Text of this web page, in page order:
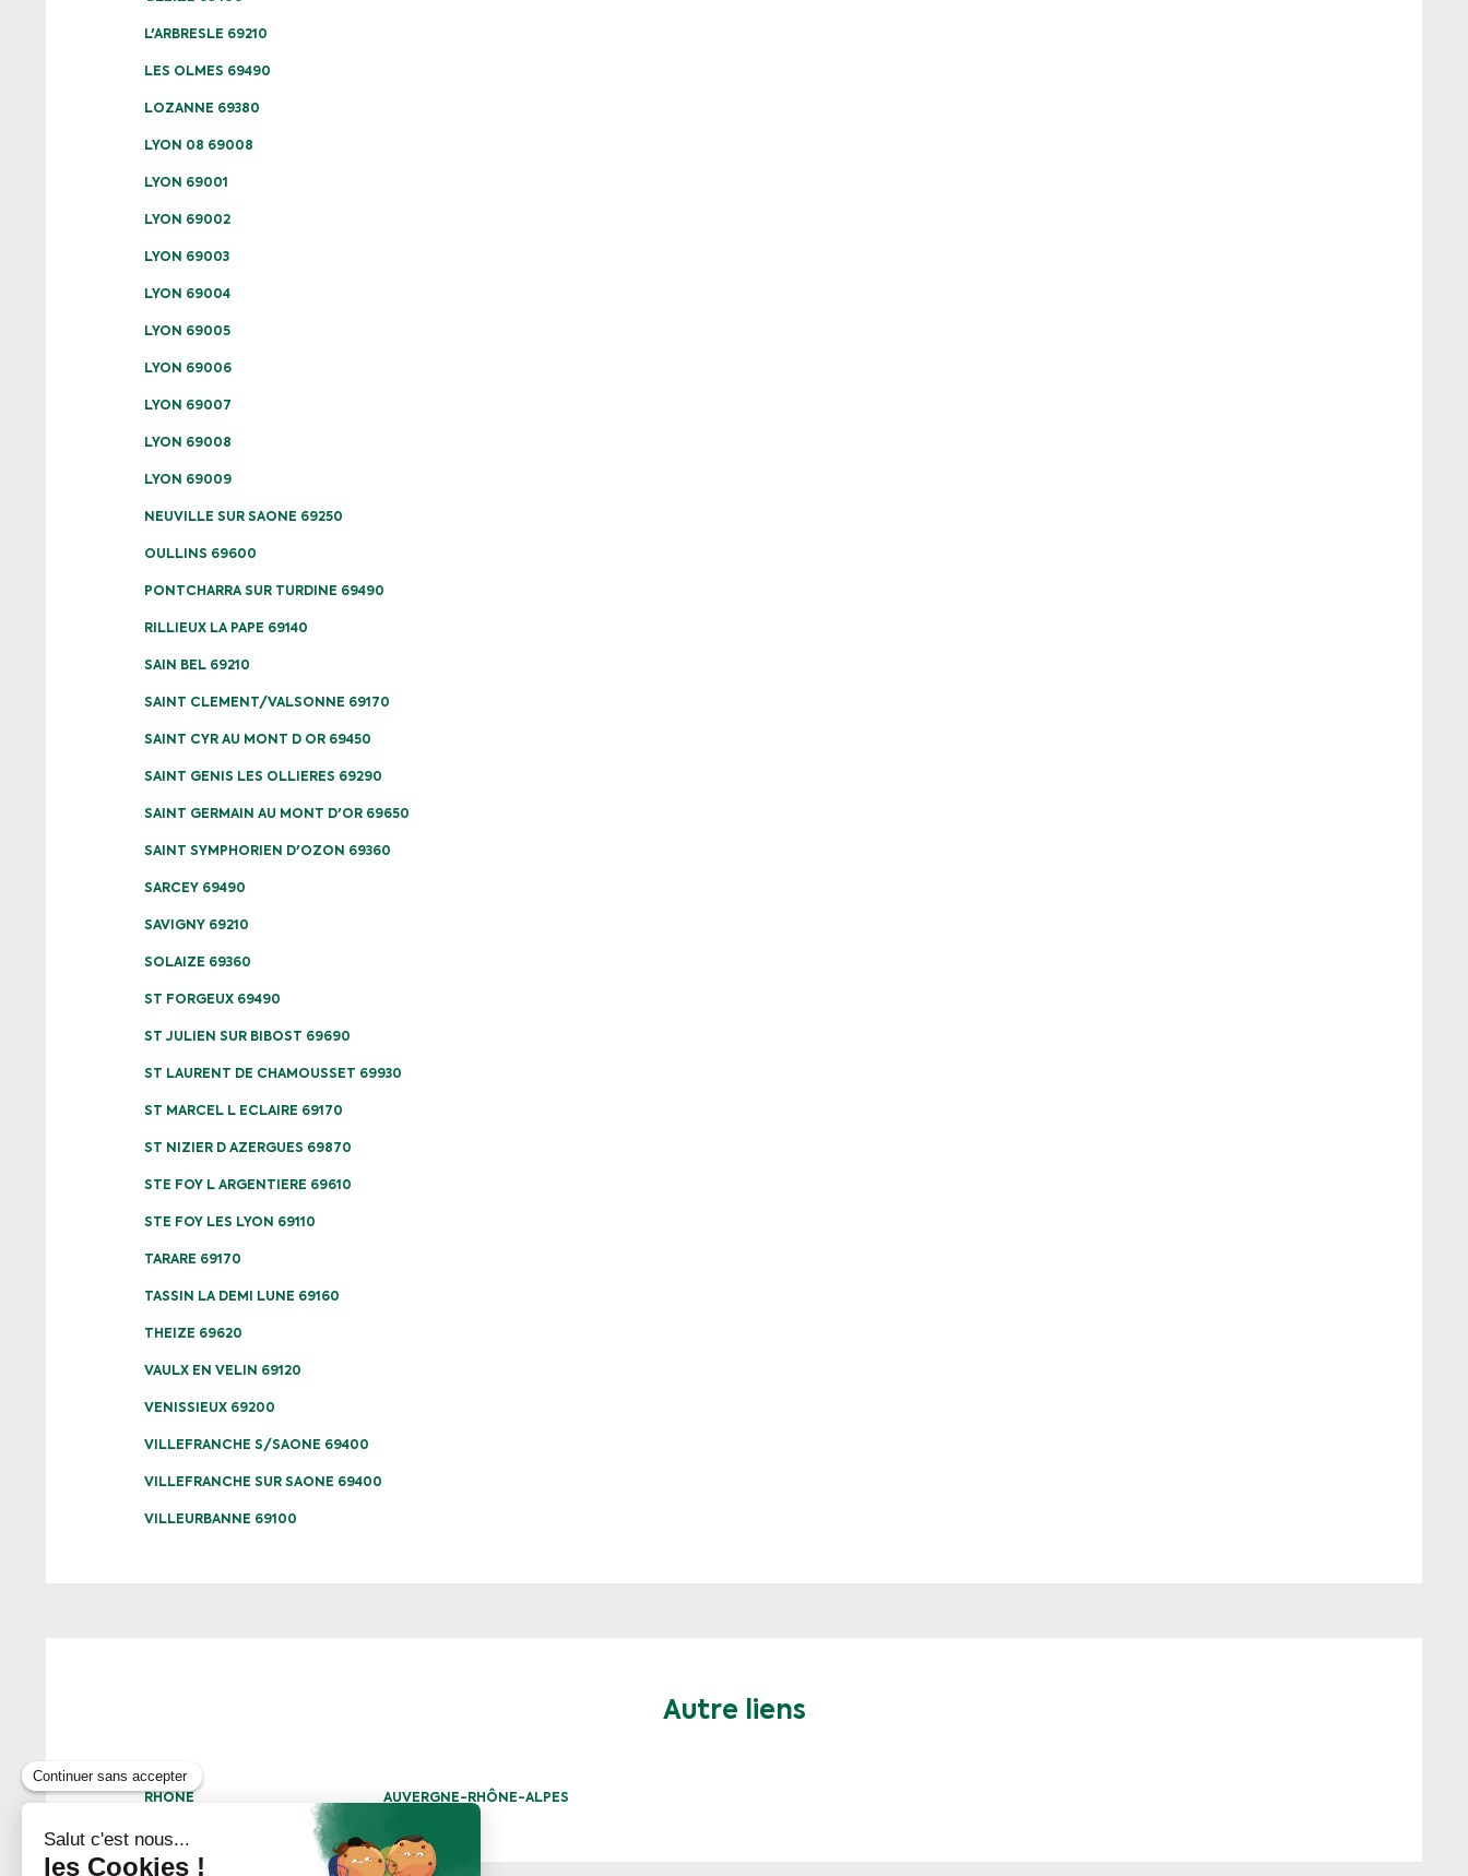
L'ARBRESLE 69210
LES OLMES 69490
LOZANNE 69380
LYON 08 69008
LYON 69001
LYON 69002
LYON 69003
LYON 69004
LYON 69005
LYON 69006
LYON 69007
LYON 69008
LYON 69009
NEUVILLE SUR SAONE 69250
OULLINS 69600
PONTCHARRA SUR TURDINE 69490
RILLIEUX LA PAPE 69140
SAIN BEL 69210
SAINT CLEMENT/VALSONNE 69170
SAINT CYR AU MONT D OR 69450
SAINT GENIS LES OLLIERES 69290
SAINT GERMAIN AU MONT D'OR 69650
SAINT SYMPHORIEN D'OZON 69360
SARCEY 69490
SAVIGNY 69210
SOLAIZE 69360
ST FORGEUX 69490
ST JULIEN SUR BIBOST 69690
ST LAURENT DE CHAMOUSSET 69930
ST MARCEL L ECLAIRE 69170
ST NIZIER D AZERGUES 69870
STE FOY L ARGENTIERE 69610
STE FOY LES LYON 69110
TARARE 69170
TASSIN LA DEMI LUNE 69160
THEIZE 69620
VAULX EN VELIN 69120
VENISSIEUX 69200
VILLEFRANCHE S/SAONE 69400
VILLEFRANCHE SUR SAONE 69400
VILLEURBANNE 69100
Autre liens
RHÔNE AUVERGNE-RHÔNE-ALPES